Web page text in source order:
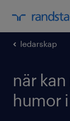
ledarskap
när
humor